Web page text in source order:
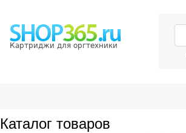
Картриджи для оргтехники
Каталог товаров